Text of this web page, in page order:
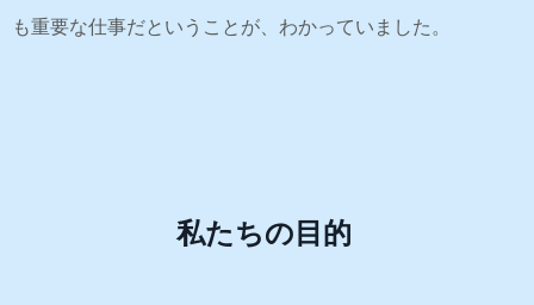
も重要な仕事だということが、わかっていました。
私たちの目的